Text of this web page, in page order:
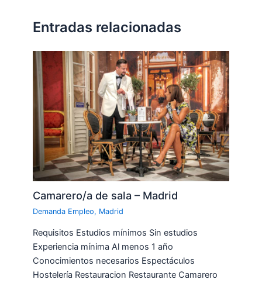
Entradas relacionadas
Camarero/a de sala – Madrid
Demanda Empleo, Madrid
Requisitos Estudios mínimos Sin estudios
Experiencia mínima Al menos 1 año
Conocimientos necesarios Espectáculos
Hostelería Restauracion Restaurante Camarero